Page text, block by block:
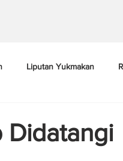
Liputan Yukmakan
Didatangi